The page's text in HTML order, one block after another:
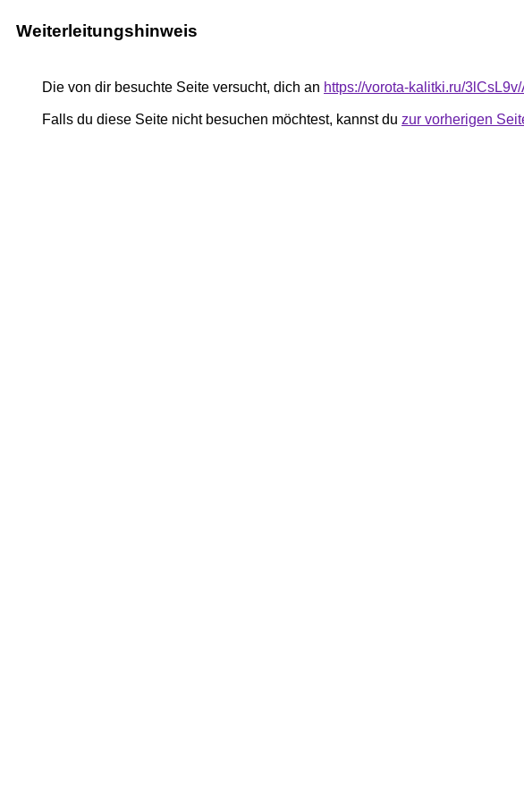
Weiterleitungshinweis
Die von dir besuchte Seite versucht, dich an https://vorota-kalitki.ru/3lCsL9v/
Falls du diese Seite nicht besuchen möchtest, kannst du zur vorherigen